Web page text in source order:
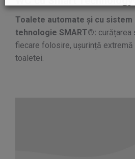
Toalete automate și cu
tehnologie SMART®: curățarea
fiecare folosire, ușurință
toaletei.